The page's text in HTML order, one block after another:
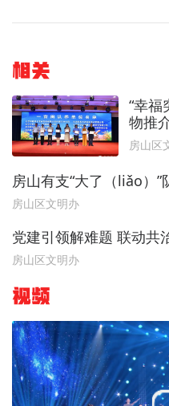
相关
“幸福
物推
房山区
房山有支“大了（liǎo）
房山区文明办
党建引领解难题 联动共
房山区文明办
视频